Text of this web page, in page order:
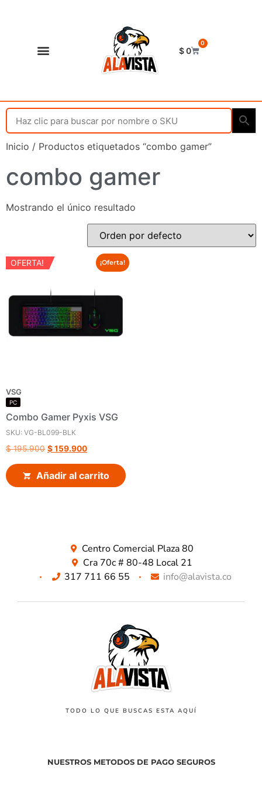
$0
0
Inicio / Productos etiquetados “combo gamer”
combo gamer
Mostrando el único resultado
¡Oferta!
OFERTA!
VSG
PC
Combo Gamer Pyxis VSG
SKU: VG-BL099-BLK
$195.900 $159.900
Añadir al carrito
Centro Comercial Plaza 80
Cra 70c # 80-48 Local 21
317 711 66 55
info@alavista.co
TODO LO QUE BUSCAS ESTA AQUÍ
NUESTROS METODOS DE PAGO SEGUROS